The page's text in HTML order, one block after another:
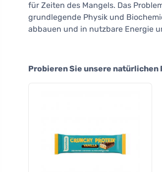
für Zeiten des Mangels. Das
grundlegende Physik und
abbauen und in nutzbare Energie
Probieren Sie unsere natürlichen